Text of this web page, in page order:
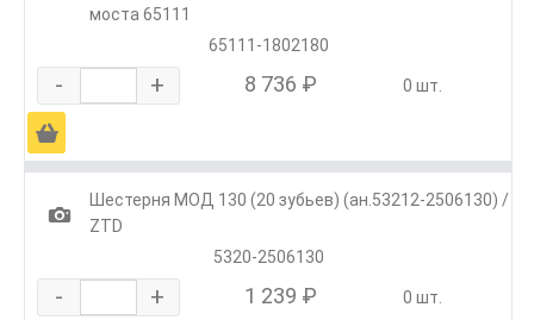
моста 65111
65111-1802180
- + 8 736 ₽ 0 шт.
Ä
1
Шестерня МОД 130 (20 зубьев) (ан.53212-2506130) /
ZTD
5320-2506130
- + 1 239 ₽ 0 шт.